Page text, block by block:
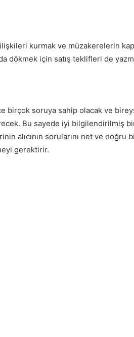
kurmak ve müzakerelerin
dökmek için satış teklifleri de
birçok soruya sahip olacak ve
Bu sayede iyi bilgilendirilmiş
alıcının sorularını net ve doğru
gerektirir.